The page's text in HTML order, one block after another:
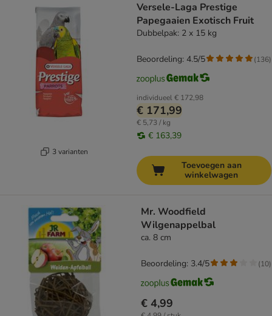
3 varianten
Versele-Laga Prestige
Papegaaien Exotisch Fruit
Dubbelpak: 2 x 15 kg
individueel€ 172,98
€ 171,99
€ 5,73 / kg
€ 163,39
Beoordeling: 4.5/5 (136)
Toevoegen aan
winkelwagen
Mr. Woodfield
Wilgenappelbal
ca. 8 cm
€ 4,99
Beoordeling: 3.4/5 (10)